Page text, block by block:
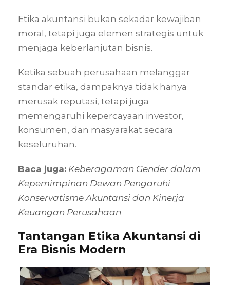
Etika akuntansi bukan sekadar kewajiban
moral, tetapi juga elemen strategis untuk
menjaga keberlanjutan bisnis.
Ketika sebuah perusahaan melanggar
standar etika, dampaknya tidak hanya
merusak reputasi, tetapi juga
memengaruhi kepercayaan investor,
konsumen, dan masyarakat secara
keseluruhan.
Baca juga: Keberagaman Gender dalam
Kepemimpinan Dewan Pengaruhi
Konservatisme Akuntansi dan Kinerja
Keuangan Perusahaan
Tantangan Etika Akuntansi di
Era Bisnis Modern